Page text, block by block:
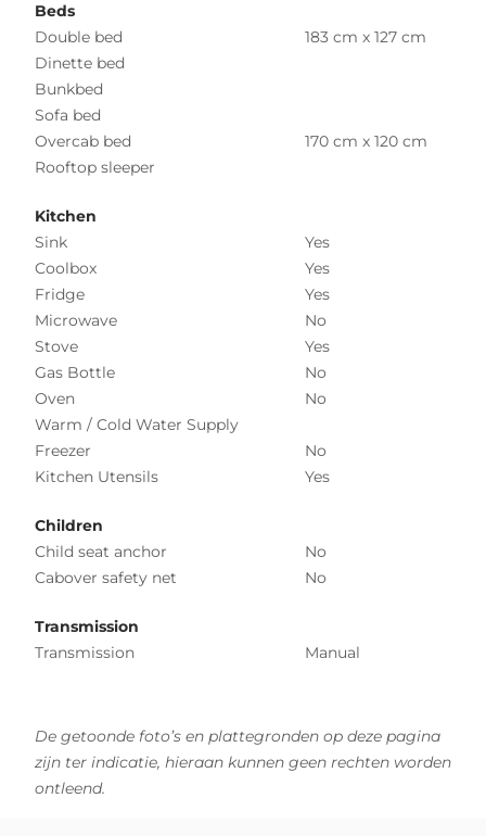
Beds
Double bed
183 cm x 127 cm
Dinette bed
Bunkbed
Sofa bed
Overcab bed
170 cm x 120 cm
Rooftop sleeper
Kitchen
Sink
Yes
Coolbox
Yes
Fridge
Yes
Microwave
No
Stove
Yes
Gas Bottle
No
Oven
No
Warm / Cold Water Supply
Freezer
No
Kitchen Utensils
Yes
Children
Child seat anchor
No
Cabover safety net
No
Transmission
Transmission
Manual
De getoonde foto’s en plattegronden op deze pagina
zijn ter indicatie, hieraan kunnen geen rechten worden
ontleend.